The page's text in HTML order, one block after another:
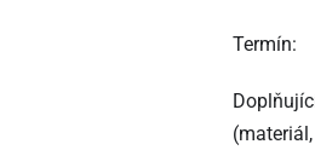
Termín: